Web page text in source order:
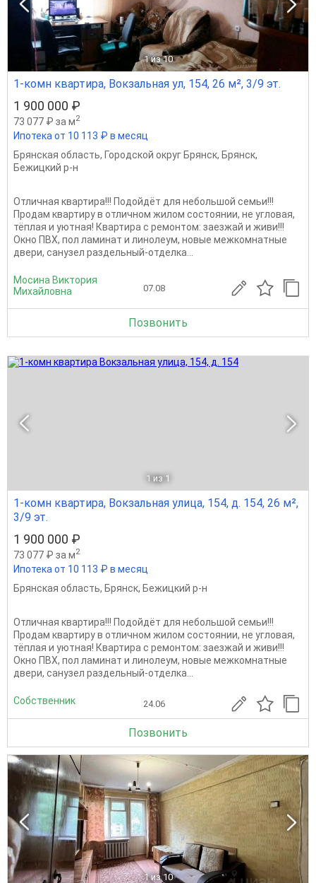
1 из 10
1-комн квартира, Вокзальная ул, 154, 26 м², 3/9 эт.
1 900 000 ₽
73 077 ₽ за м2
Ипотека от 10 113 ₽ в месяц
Брянская область, Городской округ Брянск, Брянск,
Бежицкий р-н
Отличная квартира!!! Подойдёт для небольшой семьи!!!
Продам квартиру в отличном жилом состоянии, не угловая,
тёплая и уютная! Квартира с ремонтом: заезжай и живи!!!
Окно ПВХ, пол ламинат и линолеум, новые межкомнатные
двери, санузел раздельный-отделка...
Мосина Виктория
Михайловна
07.08
Позвонить
1 из 1
1-комн квартира, Вокзальная улица, 154, д. 154, 26 м²,
3/9 эт.
1 900 000 ₽
73 077 ₽ за м2
Ипотека от 10 113 ₽ в месяц
Брянская область, Брянск, Бежицкий р-н
Отличная квартира!!! Подойдёт для небольшой семьи!!!
Продам квартиру в отличном жилом состоянии, не угловая,
тёплая и уютная! Квартира с ремонтом: заезжай и живи!!!
Окно ПВХ, пол ламинат и линолеум, новые межкомнатные
двери, санузел раздельный-отделка...
Собственник 24.06
Позвонить
1 из 10